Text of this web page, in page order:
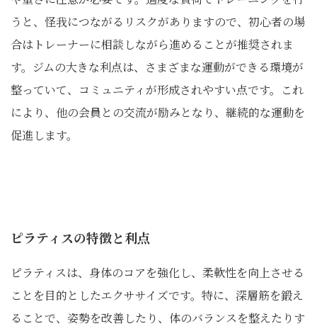
うと、怪我につながるリスクがありますので、初心者の場
合はトレーナーに相談しながら進めることが推奨されま
す。ジムの大きな利点は、さまざまな運動ができる環境が
整っていて、コミュニティが形成されやすい点です。これ
により、他の会員との交流が励みとなり、継続的な運動を
促進します。
ピラティスの特徴と利点
ピラティスは、身体のコアを強化し、柔軟性を向上させる
ことを目的としたエクササイズです。特に、深層筋を鍛え
ることで、姿勢を改善したり、体のバランスを整えたりす